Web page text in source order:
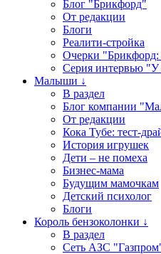
Блог "Брикфорд"
От редакции
Блоги
Реалити-стройка
Очерки
Серия интервью "У
Малыши ↓
В раздел
Блог компании
От редакции
Кока Тубе: тест-
История игрушек
Дети – не помеха
Бизнес-мама
Будущим мамочкам
Детский психолог
Блоги
Король бензоколонки ↓
В раздел
Сеть АЗС